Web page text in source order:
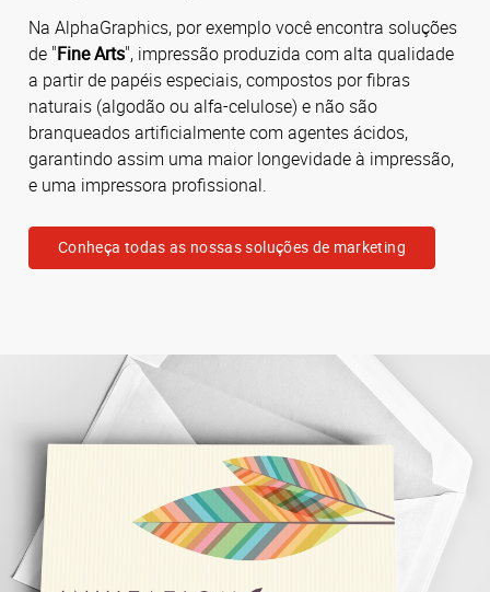
Na AlphaGraphics, por exemplo você encontra soluções
de "Fine Arts", impressão produzida com alta qualidade
a partir de papéis especiais, compostos por fibras
naturais (algodão ou alfa-celulose) e não são
branqueados artificialmente com agentes ácidos,
garantindo assim uma maior longevidade à impressão,
e uma impressora profissional.
Conheça todas as nossas soluções de marketing